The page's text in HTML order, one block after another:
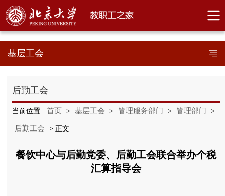
基层工会
后勤工会
当前位置: 首页 > 基层工会 > 管理服务部门 > 管理部门 >
后勤工会 > 正文
餐饮中心与后勤党委、后勤工会联合举办个税
汇算指导会